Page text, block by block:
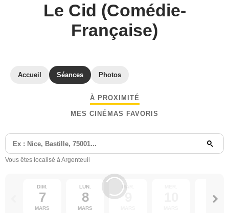
Le Cid (Comédie-
Française)
Accueil Séances Photos
À PROXIMITÉ
MES CINÉMAS FAVORIS
Vous êtes localisé à Argenteuil
DIM.
7
MARS
LUN.
8
MARS
9 11